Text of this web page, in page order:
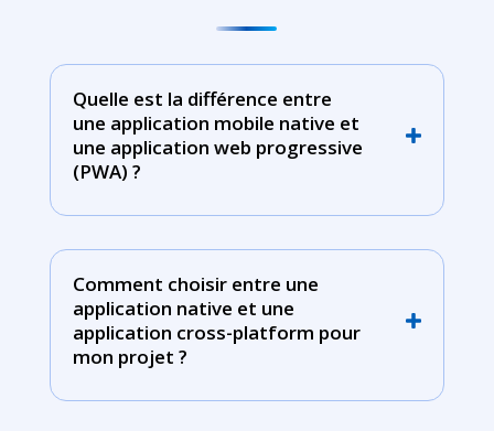
Quelle est la différence entre
une application mobile native et
une application web progressive
(PWA) ?
Comment choisir entre une
application native et une
application cross-platform pour
mon projet ?